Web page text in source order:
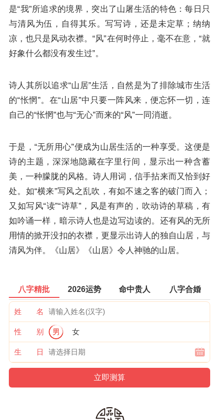
是“我”所追求的境界，突出了山屠生活的特色：每日只
与清风为伍，自得其乐。写写诗，还是未定草；纳纳
凉，也只是风动衣襟。“风”在何时停止，毫不在意，“就
好象什么都没有发生过”。
诗人其所以追求“山居”生活，自然是为了排除城市生活
的“怅惘”。在“山居”中只要一阵风来，便忘怀一切，连
自己的“怅惘”也与“无心”而来的“风”一同消逝。
于是，“无所用心”便成为山居生活的一种享受。这便是
诗的主题，深深地隐藏在字里行间，显示出一种含蓄
美，一种朦胧的风格。诗人用词，信手拈来而又恰到好
处。如“横来”写风之乱吹，有如不速之客的破门而入；
又如写风“读”“诗草”，风是有声的，吹动诗的草稿，有
如吟诵一样，暗示诗人也是边写边读的。还有风的无所
用情的掀开没扣的衣襟，更显示出诗人的独自山居，与
清风为伴。《山居》《山居》令人神驰的山居。
八字精批 2026运势 命中贵人 八字合婚
姓 名
性 别 男 女
生 日